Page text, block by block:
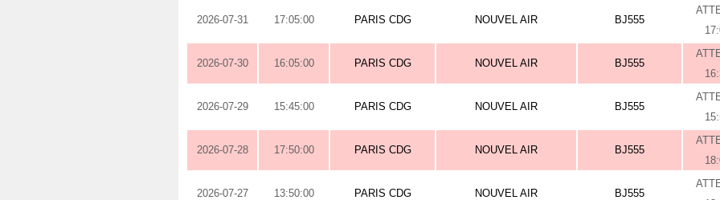
2026-07-31 17:05:00 PARIS CDG NOUVEL AIR BJ555
2026-07-30 16:05:00 PARIS CDG NOUVEL AIR BJ555
2026-07-29 15:45:00 PARIS CDG NOUVEL AIR BJ555
2026-07-28 17:50:00 PARIS CDG NOUVEL AIR BJ555
2026-07-27 13:50:00 PARIS CDG NOUVEL AIR BJ555